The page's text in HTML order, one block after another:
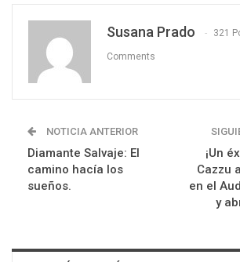
Susana Prado 321
Comments
NOTICIA ANTERIOR
Diamante Salvaje: El
camino hacía los
sueños.
¡Un
Cazzu
en el
y